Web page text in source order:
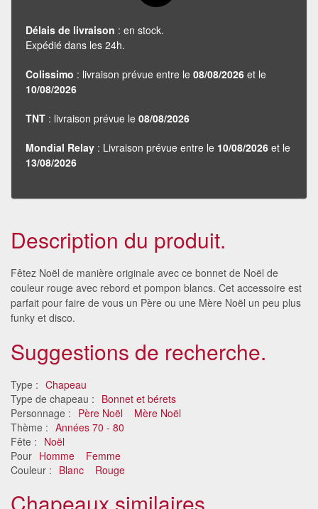
Délais de livraison : en stock.
Expédié dans les 24h.
Colissimo : livraison prévue entre le 08/08/2026 et le
10/08/2026
TNT : livraison prévue le 08/08/2026
Mondial Relay : Livraison prévue entre le 10/08/2026 et le
13/08/2026
Description du produit.
Fêtez Noël de manière originale avec ce bonnet de Noël de
couleur rouge avec rebord et pompon blancs. Cet accessoire est
parfait pour faire de vous un Père ou une Mère Noël un peu plus
funky et disco.
Suggestions de recherche.
Type : Chapeau
Type de chapeau : Bonnet et bérets
Personnage : Père Noël
Mère Noël
Thème : Années 70 - 80
Fête : Noël
Pour Homme
Femme
Couleur : Blanc Rouge
Chapeaux similaires